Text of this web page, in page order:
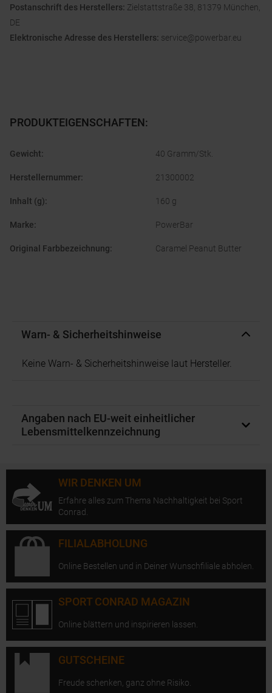
Postanschrift des Herstellers: Zielstattstraße 38, 81379 München,
DE
Elektronische Adresse des Herstellers: service@powerbar.eu
PRODUKTEIGENSCHAFTEN:
Gewicht: 40 Gramm/Stk.
Herstellernummer: 21300002
Inhalt (g): 160 g
Marke: PowerBar
Original Farbbezeichnung: Caramel Peanut Butter
Warn- & Sicherheitshinweise
Keine Warn- & Sicherheitshinweise laut Hersteller.
Angaben nach EU-weit einheitlicher
Lebensmittelkennzeichnung
WIR DENKEN UM
Erfahre alles zum Thema Nachhaltigkeit bei Sport
Conrad.
FILIALABHOLUNG
Online Bestellen und in Deiner Wunschfiliale abholen.
SPORT CONRAD MAGAZIN
Online blättern und inspirieren lassen.
GUTSCHEINE
Freude schenken, ganz ohne Risiko.